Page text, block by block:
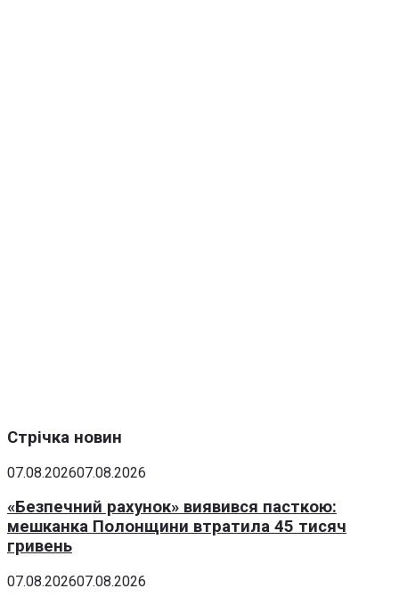
Стрічка новин
07.08.202607.08.2026
«Безпечний рахунок» виявився пасткою:
мешканка Полонщини втратила 45 тисяч
гривень
07.08.202607.08.2026